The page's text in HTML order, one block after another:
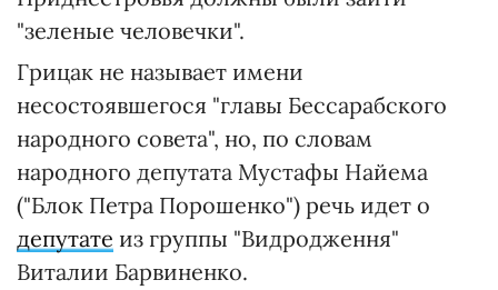
"зеленые человечки".
Грицак не называет имени
несостоявшегося "главы Бессарабского
народного совета", но, по словам
народного депутата Мустафы Найема
("Блок Петра Порошенко") речь идет о
депутате из группы "Видродження"
Виталии Барвиненко.